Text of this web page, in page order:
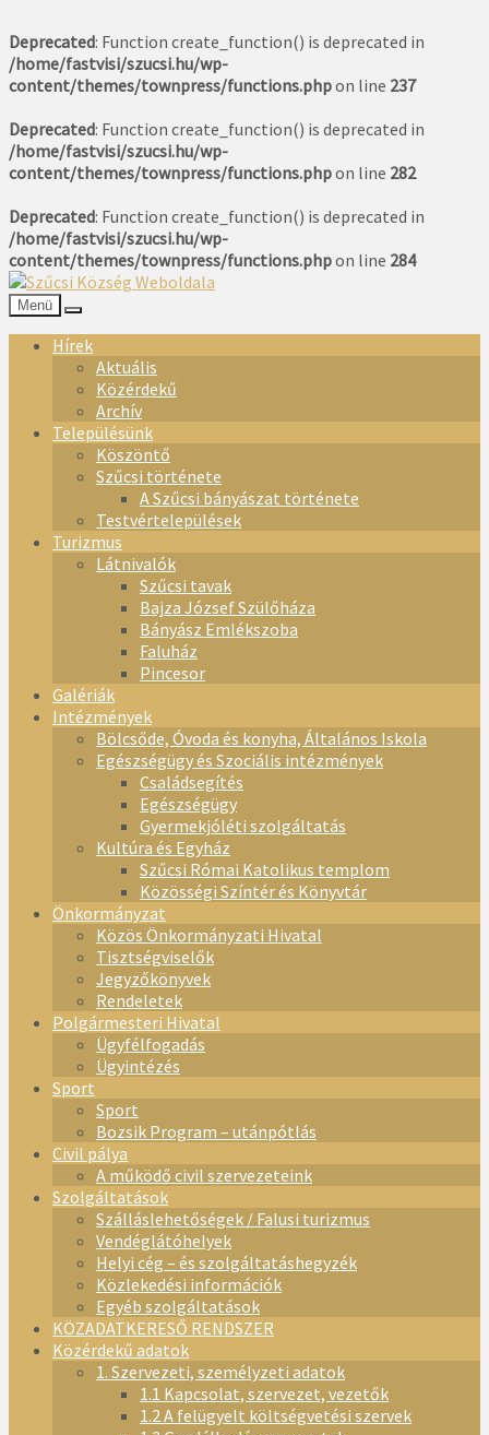
Deprecated: Function create_function() is deprecated in
/home/fastvisi/szucsi.hu/wp-
content/themes/townpress/functions.phpon line 237
Deprecated: Function create_function() is deprecated in
/home/fastvisi/szucsi.hu/wp-
content/themes/townpress/functions.phpon line 282
Deprecated: Function create_function() is deprecated in
/home/fastvisi/szucsi.hu/wp-
content/themes/townpress/functions.phpon line 284
Menü
Hírek
Aktuális
Közérdekű
Archív
Településünk
Köszöntő
Szűcsi története
A Szűcsi bányászat története
Testvértelepülések
Turizmus
Látnivalók
Szűcsi tavak
Bajza József Szülőháza
Bányász Emlékszoba
Faluház
Pincesor
Galériák
Intézmények
Bölcsőde, Óvoda és konyha, Általános Iskola
Egészségügy és Szociális intézmények
Családsegítés
Egészségügy
Gyermekjóléti szolgáltatás
Kultúra és Egyház
Szűcsi Római Katolikus templom
Közösségi Színtér és Könyvtár
Önkormányzat
Közös Önkormányzati Hivatal
Tisztségviselők
Jegyzőkönyvek
Rendeletek
Polgármesteri Hivatal
Ügyfélfogadás
Ügyintézés
Sport
Sport
Bozsik Program – utánpótlás
Civil pálya
A működő civil szervezeteink
Szolgáltatások
Szálláslehetőségek / Falusi turizmus
Vendéglátóhelyek
Helyi cég – és szolgáltatáshegyzék
Közlekedési információk
Egyéb szolgáltatások
KÖZADATKERESŐ RENDSZER
Közérdekű adatok
1. Szervezeti, személyzeti adatok
1.1 Kapcsolat, szervezet, vezetők
1.2 A felügyelt költségvetési szervek